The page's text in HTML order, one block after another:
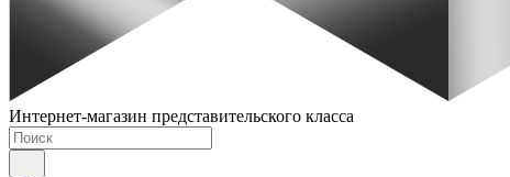
Интернет-магазин представительского класса